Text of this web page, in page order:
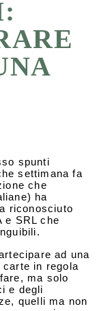
spunti
settimana fa
che
ha
riconosciuto
e SRL che
ad una
in regola
ma solo
e degli
quelli ma non